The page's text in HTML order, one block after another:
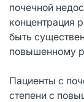
почечной
концентрация
быть
повышенному
Пациенты с
степени с